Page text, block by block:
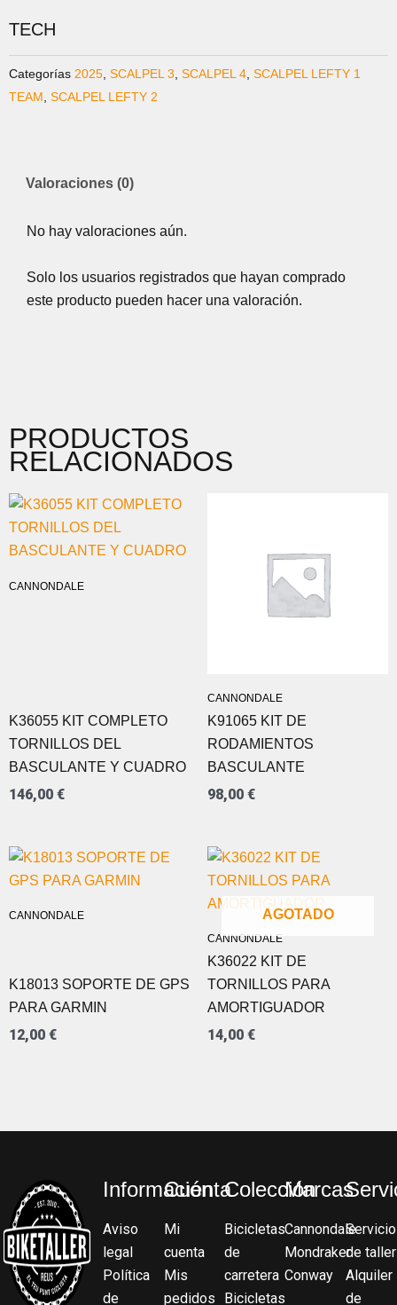
TECH
Categorías 2025 SCALPEL 3 SCALPEL 4 SCALPEL LEFTY 1
TEAM SCALPEL LEFTY 2
Valoraciones (0)
No hay valoraciones aún.
Solo los usuarios registrados que hayan comprado
este producto pueden hacer una valoración.
PRODUCTOS
RELACIONADOS
CANNONDALE
K36055 KIT COMPLETO
TORNILLOS DEL
BASCULANTE Y CUADRO
146,00 €
CANNONDALE
K91065 KIT DE
RODAMIENTOS
BASCULANTE
98,00 €
CANNONDALE
K18013 SOPORTE DE GPS
PARA GARMIN
12,00 €
AGOTADO
CANNONDALE
K36022 KIT DE
TORNILLOS PARA
AMORTIGUADOR
14,00 €
Información
Aviso
legal
Política
de
Cuenta
Mi
cuenta
Mis
pedidos
Colección
Bicicletas
de
carretera
Bicicletas
Marcas
Cannondale
Mondraker
Conway
Servicio
de taller
Alquiler
de